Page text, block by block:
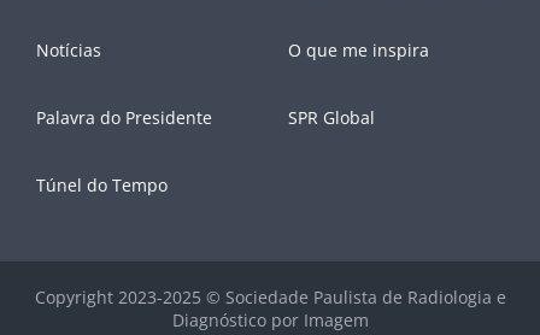
Notícias O que me inspira
Palavra do Presidente SPR Global
Túnel do Tempo
Copyright 2023-2025 © Sociedade Paulista de Radiologia e
Diagnóstico por Imagem